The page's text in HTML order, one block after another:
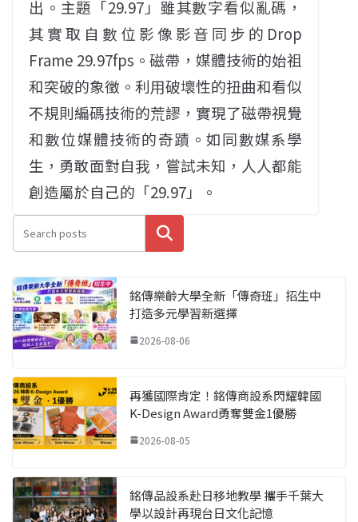
出。主題「29.97」雖其數字看似亂碼，
其實取自數位影像影音同步的Drop
Frame 29.97fps。磁帶，媒體技術的始祖
和突破的象徵。利用破壞性的扭曲和看似
不規則編碼技術的荒謬，實現了磁帶視覺
和數位媒體技術的奇蹟。如同數媒系學
生，勇敢面對自我，嘗試未知，人人都能
創造屬於自己的「29.97」。
搜尋
銘傳樂齡大學全新「傳奇班」招生中
打造多元學習新選擇
2026-08-06
再獲國際肯定！銘傳商設系閃耀韓國
K-Design Award勇奪雙金1優勝
2026-08-05
銘傳品設系赴日移地教學 攜手千葉大
學以設計再現台日文化記憶